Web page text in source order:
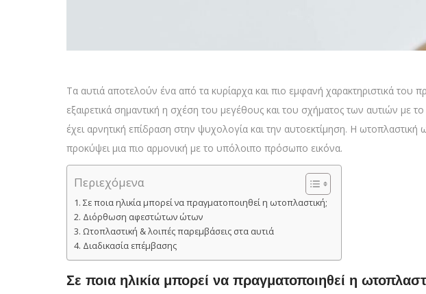
Τα αυτιά αποτελούν ένα από τα κυρίαρχα και πιο εμφανή χαρακτηριστικά του
εξαιρετικά σημαντική η σχέση του μεγέθους και του σχήματος των αυτιών
έχει αρνητική επίδραση στην ψυχολογία και την αυτοεκτίμηση. Η
προκύψει μια πιο αρμονική με το υπόλοιπο πρόσωπο εικόνα.
Περιεχόμενα
Σε ποια ηλικία μπορεί να πραγματοποιηθεί η ωτοπλαστική;
Διόρθωση αφεστώτων ώτων
Ωτοπλαστική & λοιπές παρεμβάσεις στα αυτιά
Διαδικασία επέμβασης
Σε ποια ηλικία μπορεί να πραγματοποιηθεί η